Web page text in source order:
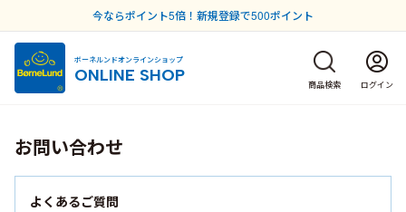
今ならポイント5倍！新規登録で500ポイント
ボーネルンドオンラインショップ
ONLINE SHOP 商品検索 ログイン
お問い合わせ
よくあるご質問